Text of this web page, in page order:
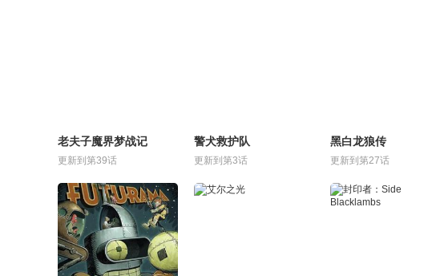
老夫子魔界梦战记
更新到第39话
警犬救护队
更新到第3话
黑白龙狼传
更新到第27话